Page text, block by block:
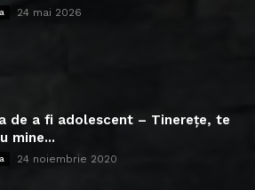
24 mai 2026
de a fi adolescent – Tinerețe, te
mine...
24 noiembrie 2020